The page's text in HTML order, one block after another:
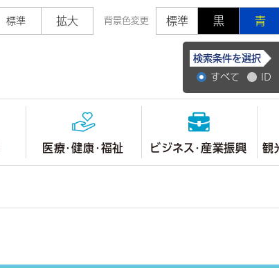
標準 拡大 背景色変更 標準 黒 青
常陸大宮市公
検索条件を選択
すべて
ID
医療・健康・福祉 ビジネス・産業振興 観